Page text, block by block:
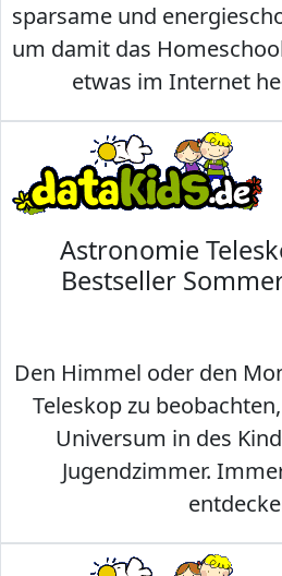
sparsame und
um damit das
etwas im Internet
Astronomie
Bestseller
Den Himmel oder den
Teleskop zu
Universum in des
Jugendzimmer.